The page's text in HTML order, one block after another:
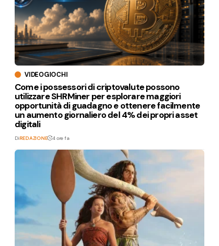
VIDEOGIOCHI
Come i possessori di criptovalute possono
utilizzare SHRMiner per esplorare maggiori
opportunità di guadagno e ottenere facilmente
un aumento giornaliero del 4% dei propri asset
digitali
DiREDAZIONE 4 ore fa